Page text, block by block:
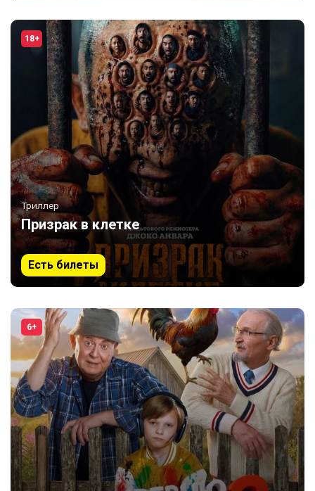
18+
Триллер
Призрак в клетке
Есть билеты
6+